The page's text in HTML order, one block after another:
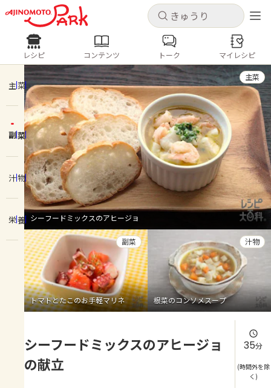
キャンセル
ログインするとレシピを保存できます
ログイン 新規登録
ホーム
コンテンツ
レシピ
トーク
よくあるお問い合わせ
お買い物
AJINOMOTO PARK とは
キャンセル
レシピ コンテンツ
人気の食材・レシピ
きゅうり なす トマト
とうもろこし
ピーマン
みょうが ゴーヤ
レシピ コンテンツ トーク マイレシピ
主菜
副菜
汁物
栄養 シーフードミックスのアヒージョ
主菜
トマトとたこのお手軽マリネ
副菜
根菜のコンソメスープ
汁物
シーフードミックスのアヒージョ
の献立
35分
(時間外を除
く)